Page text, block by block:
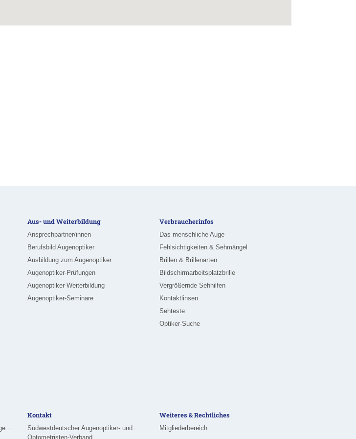
Aus- und Weiterbildung
Ansprechpartner/innen
Berufsbild Augenoptiker
Ausbildung zum Augenoptiker
Augenoptiker-Prüfungen
Augenoptiker-Weiterbildung
Augenoptiker-Seminare
Verbraucherinfos
Das menschliche Auge
Fehlsichtigkeiten & Sehmängel
Brillen & Brillenarten
Bildschirmarbeitsplatzbrille
Vergrößernde Sehhilfen
Kontaktlinsen
Sehteste
Optiker-Suche
Merziger Auszubildende ist beste Augenoptikerin im Saarland
Kontakt
Südwestdeutscher Augenoptiker- und
Optometristen-Verband
Weiteres & Rechtliches
Mitgliederbereich